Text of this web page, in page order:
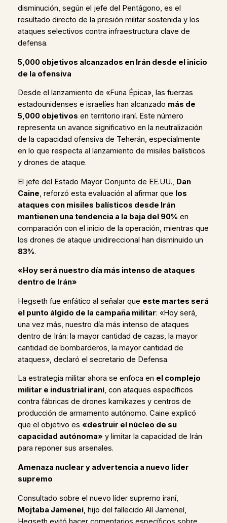
disminución, según el jefe del Pentágono, es el
resultado directo de la presión militar sostenida y los
ataques selectivos contra infraestructura clave de
defensa.
5,000 objetivos alcanzados en Irán desde el inicio
de la ofensiva
Desde el lanzamiento de «Furia Épica», las fuerzas
estadounidenses e israelíes han alcanzado más de
5,000 objetivos en territorio iraní. Este número
representa un avance significativo en la neutralización
de la capacidad ofensiva de Teherán, especialmente
en lo que respecta al lanzamiento de misiles balísticos
y drones de ataque.
El jefe del Estado Mayor Conjunto de EE.UU., Dan
Caine, reforzó esta evaluación al afirmar que los
ataques con misiles balísticos desde Irán
mantienen una tendencia a la baja del 90% en
comparación con el inicio de la operación, mientras que
los drones de ataque unidireccional han disminuido un
83%.
«Hoy será nuestro día más intenso de ataques
dentro de Irán»
Hegseth fue enfático al señalar que este martes será
el punto álgido de la campaña militar: «Hoy será,
una vez más, nuestro día más intenso de ataques
dentro de Irán: la mayor cantidad de cazas, la mayor
cantidad de bombarderos, la mayor cantidad de
ataques», declaró el secretario de Defensa.
La estrategia militar ahora se enfoca en el complejo
militar e industrial iraní, con ataques específicos
contra fábricas de drones kamikazes y centros de
producción de armamento autónomo. Caine explicó
que el objetivo es «destruir el núcleo de su
capacidad autónoma» y limitar la capacidad de Irán
para reponer sus arsenales.
Amenaza nuclear y advertencia a nuevo líder
supremo
Consultado sobre el nuevo líder supremo iraní,
Mojtaba Jameneí, hijo del fallecido Alí Jameneí,